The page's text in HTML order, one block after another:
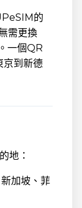
的
需更換
一個QR
京到新德
地：
加坡、菲